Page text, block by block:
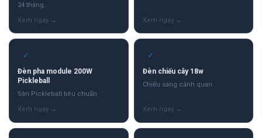
24 tháng.
✓
Đèn pha module 200W
Pickleball
Sân Pickleball tiêu chuẩn
✓
Đèn chiếu cây 18w
Chiếu sáng cảnh quan